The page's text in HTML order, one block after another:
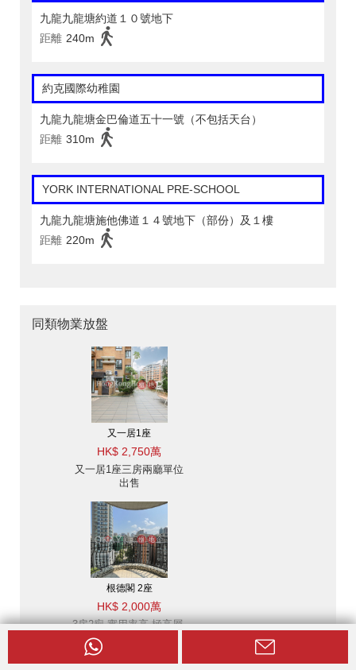
九龍九龍塘約道１０號地下
距離 240m
約克國際幼稚園
九龍九龍塘金巴倫道五十一號（不包括天台）
距離 310m
YORK INTERNATIONAL PRE-SCHOOL
九龍九龍塘施他佛道１４號地下（部份）及１樓
距離 220m
同類物業放盤
又一居1座
HK$ 2,750萬
又一居1座三房兩廳單位
出售
根德閣 2座
HK$ 2,000萬
3房2廁,實用率高,極高層,
連車位根德閣 2座出售單